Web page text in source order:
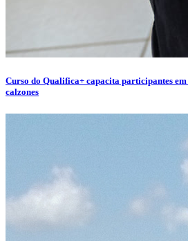
Curso do Qualifica+ capacita participantes em
calzones